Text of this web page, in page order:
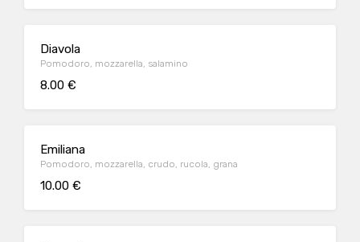
Diavola
Pomodoro, mozzarella, salamino
8.00 €
Emiliana
Pomodoro, mozzarella, crudo, rucola, grana
10.00 €